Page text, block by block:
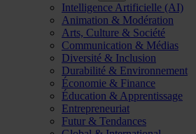
Intelligence Artificielle (AI)
Animation & Modération
Arts, Culture & Société
Communication & Médias
Diversité & Inclusion
Durabilité & Environnement
Économie & Finance
Éducation & Apprentissage
Entrepreneuriat
Futur & Tendances